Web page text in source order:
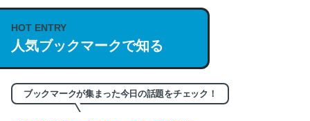
説してる記事が少ないので貴重な良記事。/続編来た
https://isobe324649.hatenablog.com/entry/2023/03/27
/064121
─GPTの仕組みと限界についての考察（１） - conceptualization
HOT ENTRY
人気ブックマークで知る
ブックマークが集まった今日の話題をチェック！